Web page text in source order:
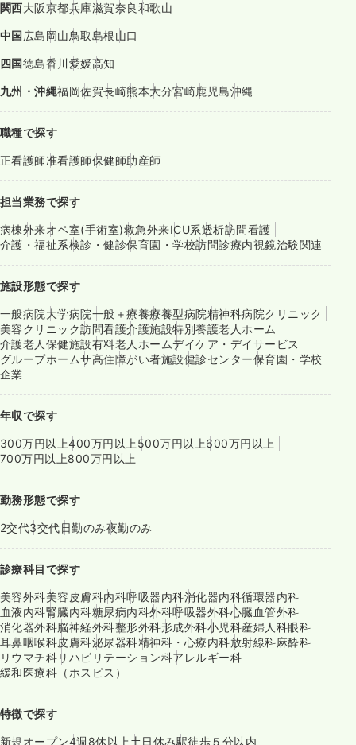
関西大阪京都兵庫滋賀奈良和歌山
中国広島岡山鳥取島根山口
四国徳島香川愛媛高知
九州・沖縄福岡佐賀長崎熊本大分宮崎鹿児島沖縄
職種で探す
正看護師准看護師保健師助産師
担当業務で探す
病棟外来オペ室(手術室)救急外来ICU系透析訪問看護
介護・福祉系検診・健診保育園・学校訪問診療内視鏡治験関連
施設形態で探す
一般病院大学病院一般＋療養療養型病院精神科病院クリニック
美容クリニック訪問看護介護施設特別養護老人ホーム
介護老人保健施設有料老人ホームデイケア・デイサービス
グループホームサ高住障がい者施設健診センター保育園・学校
企業
年収で探す
300万円以上400万円以上 500万円以上600万円以上
700万円以上800万円以上
勤務形態で探す
2交代3交代日勤のみ夜勤のみ
診療科目で探す
美容外科美容皮膚科内科呼吸器内科消化器内科循環器内科
血液内科腎臓内科糖尿病内科外科呼吸器外科心臓血管外科
消化器外科脳神経外科整形外科形成外科小児科産婦人科眼科
耳鼻咽喉科皮膚科泌尿器科精神科・心療内科放射線科麻酔科
リウマチ科リハビリテーション科アレルギー科
緩和医療科（ホスピス）
特徴で探す
新規オープン4週8休以上 土日休み駅徒歩５分以内